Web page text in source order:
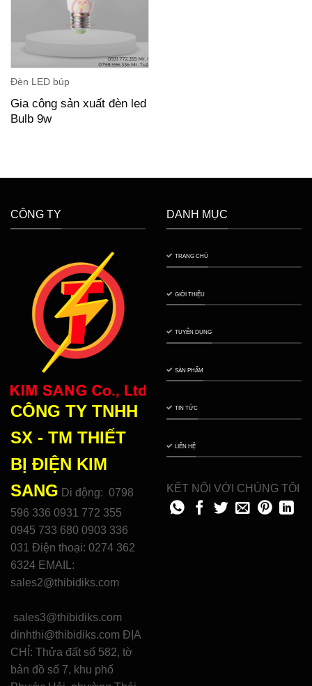
Đèn LED búp
Gia công sản xuất đèn led
Bulb 9w
CÔNG TY
CÔNG TY TNHH
SX - TM THIẾT
BỊ ĐIỆN KIM
SANG Di động: 0798
596 336 0931 772 355
0945 733 680 0903 336
031 Điện thoại: 0274 362
6324 EMAIL:
sales2@thibidiks.com
sales3@thibidiks.com
dinhthi@thibidiks.com ĐỊA
CHỈ: Thửa đất số 582, tờ
bản đồ số 7, khu phố
DANH MỤC
TRANG CHỦ
GIỚI THIỆU
TUYỂN DỤNG
SẢN PHẨM
TIN TỨC
LIÊN HỆ
KẾT NỐI VỚI CHÚNG TÔI